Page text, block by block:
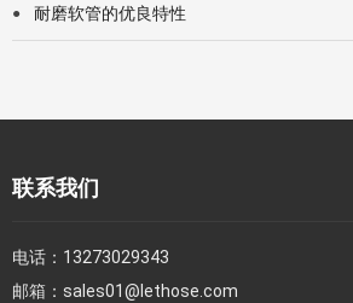
● 耐磨软管的优良特性
联系我们
电话： 13273029343
邮箱： sales01@lethose.com